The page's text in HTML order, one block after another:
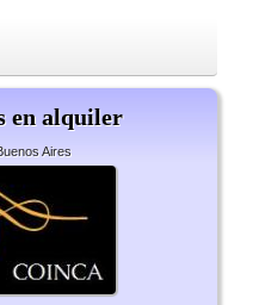
en alquiler
Aires